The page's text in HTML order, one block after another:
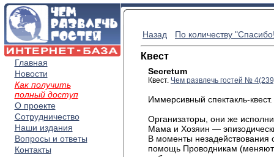
Главная
Новости
Как получить
полный доступ
О проекте
Сотрудничество
Наши издания
Вопросы и ответы
Контакты
Назад По количеству
Квест
Secretum
Квест. Чем развлечь гостей №
Иммерсивный спектакль-квест.
Организаторы, они же
Мама и Хозяин —
В моменты незадействования
помощь Проводникам